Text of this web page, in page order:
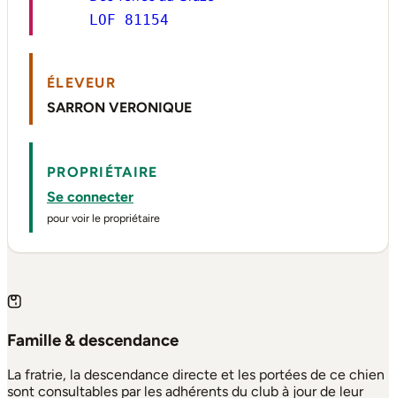
LOF 81154
ÉLEVEUR
SARRON VERONIQUE
PROPRIÉTAIRE
Se connecter
pour voir le propriétaire
Famille & descendance
La fratrie, la descendance directe et les portées de ce chien
sont consultables par les adhérents du club à jour de leur